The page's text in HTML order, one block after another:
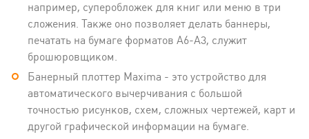
например, суперобложек для книг или меню в три
сложения. Также оно позволяет делать баннеры,
печатать на бумаге форматов А6-А3, служит
брошюровщиком.
Банерный плоттер Maxima - это устройство для
автоматического вычерчивания с большой
точностью рисунков, схем, сложных чертежей, карт и
другой графической информации на бумаге.